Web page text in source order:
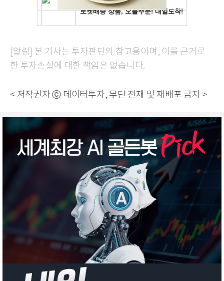
[알림] 본 기사는 투자판단의 참고용이며, 이를 근거로
한 투자손실에 대한 책임은 없습니다.
< 저작권자 ⓒ 데이터투자, 무단 전재 및 재배포 금지 >